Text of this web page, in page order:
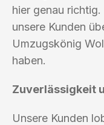
hier genau
unsere Kunden
Umzugskönig
haben.
Zuverlässigkeit
Unsere Kunden